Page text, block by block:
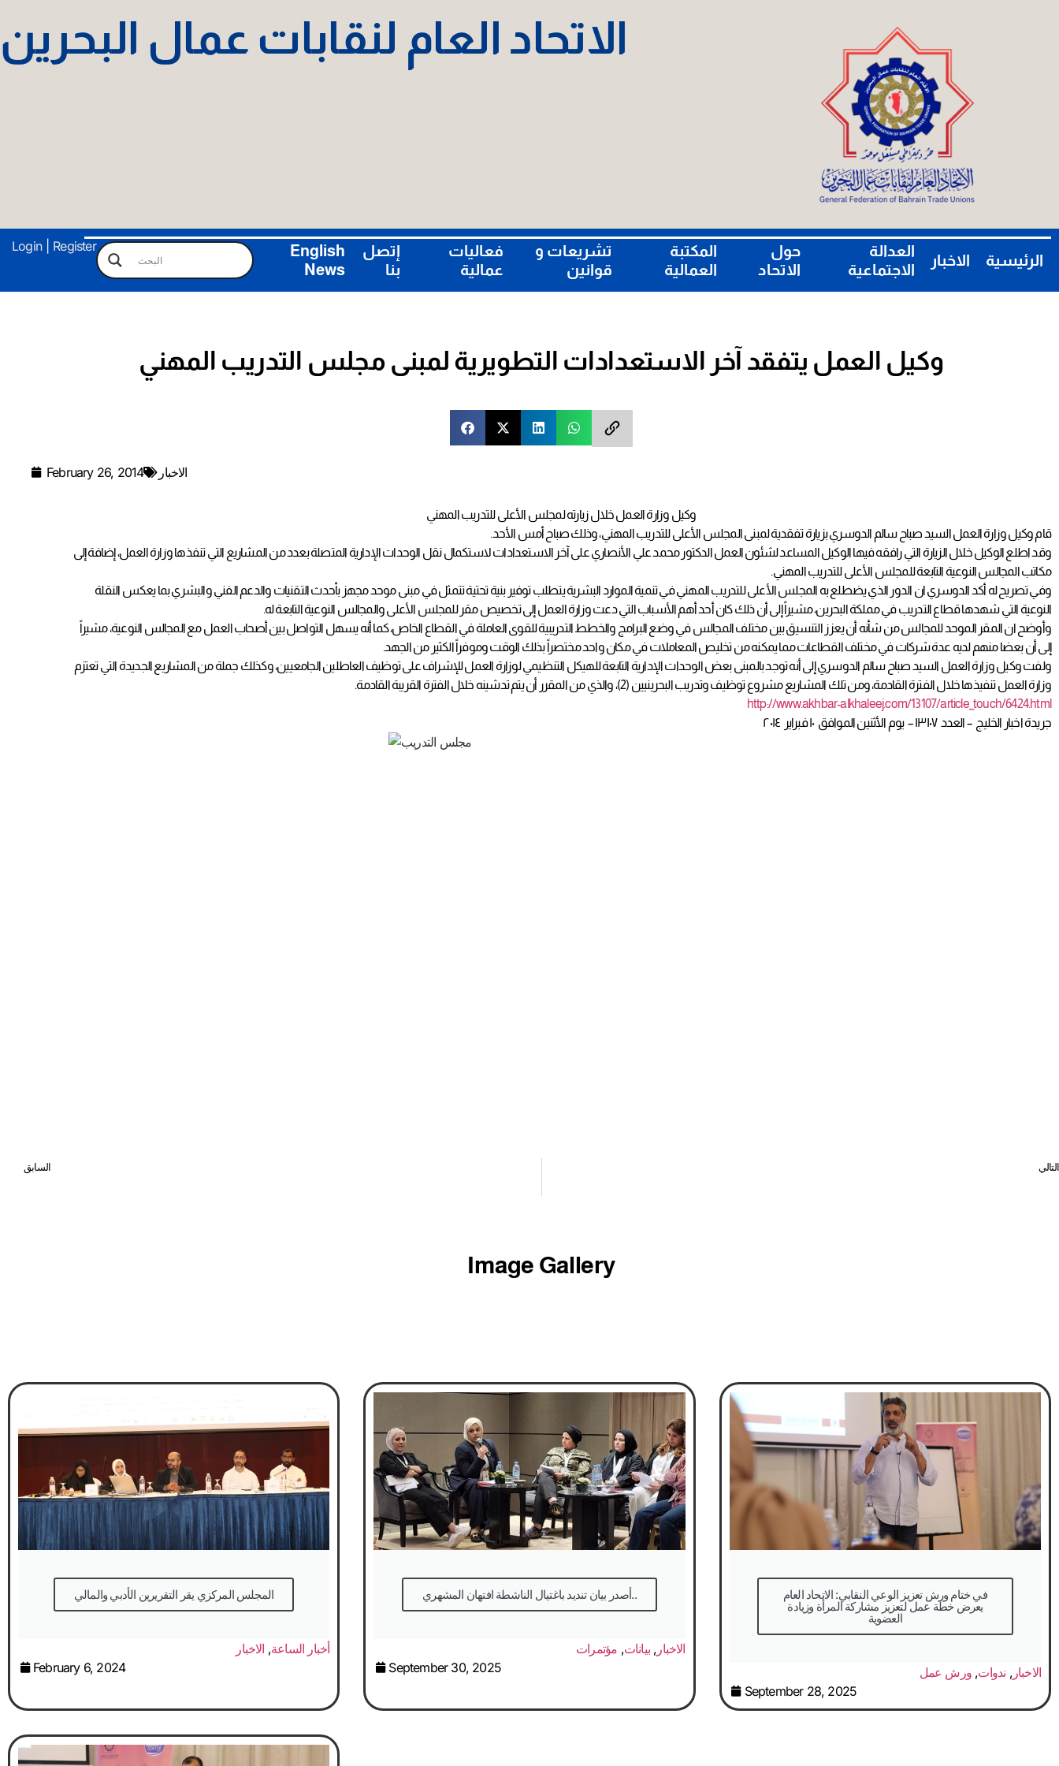
الاتحاد العام لنقابات عمال البحرين
Login Register
الرئيسية الاخبار
العدالة
الاجتماعية
حول
الاتحاد
المكتبة
العمالية
تشريعات و
قوانين
فعاليات
عمالية
إتصل
بنا
English
News
وكيل العمل يتفقد آخر الاستعدادات التطويرية لمبنى مجلس التدريب المهني
February 26, 2014 الاخبار
وكيل وزارة العمل خلال زيارته لمجلس الأعلى للتدريب المهني
قام وكيل وزارة العمل السيد صباح سالم الدوسري بزيارة تفقدية لمبنى المجلس الأعلى للتدريب المهني، وذلك صباح أمس الأحد.
وقد اطلع الوكيل خلال الزيارة التي رافقه فيها الوكيل المساعد لشئون العمل الدكتور محمد علي الأنصاري على آخر الاستعدادات لاستكمال نقل الوحدات الإدارية المتصلة بعدد من المشاريع التي تنفذها وزارة العمل، إضافة إلى
مكاتب المجالس النوعية التابعة للمجلس الأعلى للتدريب المهني.
وفي تصريح له أكد الدوسري ان الدور الذي يضطلع به المجلس الأعلى للتدريب المهني في تنمية الموارد البشرية يتطلب توفير بنية تحتية تتمثل في مبنى موحد مجهز بأحدث التقنيات والدعم الفني والبشري بما يعكس النقلة
النوعية التي شهدها قطاع التدريب في مملكة البحرين، مشيراً إلى أن ذلك كان أحد أهم الأسباب التي دعت وزارة العمل إلى تخصيص مقر للمجلس الأعلى والمجالس النوعية التابعة له.
وأوضح ان المقر الموحد للمجالس من شأنه أن يعزز التنسيق بين مختلف المجالس في وضع البرامج والخطط التدريبية للقوى العاملة في القطاع الخاص، كما أنه يسهل التواصل بين أصحاب العمل مع المجالس النوعية، مشيراً
إلى أن بعضا منهم لديه عدة شركات في مختلف القطاعات مما يمكنه من تخليص المعاملات في مكان واحد مختصراً بذلك الوقت وموفراً الكثير من الجهد.
ولفت وكيل وزارة العمل السيد صباح سالم الدوسري إلى أنه توجد بالمبنى بعض الوحدات الإدارية التابعة للهيكل التنظيمي لوزارة العمل للإشراف على توظيف العاطلين الجامعيين، وكذلك جملة من المشاريع الجديدة التي تعتزم
وزارة العمل تنفيذها خلال الفترة القادمة، ومن تلك المشاريع مشروع توظيف وتدريب البحرينيين (2)، والذي من المقرر أن يتم تدشينه خلال الفترة القريبة القادمة.
http://www.akhbar-alkhaleej.com/13107/article_touch/6424.html
جريدة اخبار الخليج – العدد ١٣١٠٧ – يوم الأثنين الموافق ١٠ فبراير ٢٠١٤
السابق التالي
Image Gallery
المجلس المركزي يقر التقريرين الأدبي والمالي
أخبار الساعة, الاخبار
February 6, 2024
أصدر بيان تنديد باغتيال الناشطة افتهان المشهري..
الاخبار , بيانات, مؤتمرات
September 30, 2025
في ختام ورش تعزيز الوعي النقابي: الاتحاد العام
يعرض خطة عمل لتعزيز مشاركة المرأة وزيادة
العضوية
الاخبار, ندوات,ورش عمل
September 28, 2025